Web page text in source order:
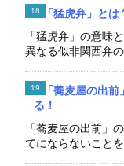
「猛虎弁」と
「猛虎弁」の意味
異なる似非関西弁の
「蕎麦屋の出
る！
「蕎麦屋の出前」
てにならないことを